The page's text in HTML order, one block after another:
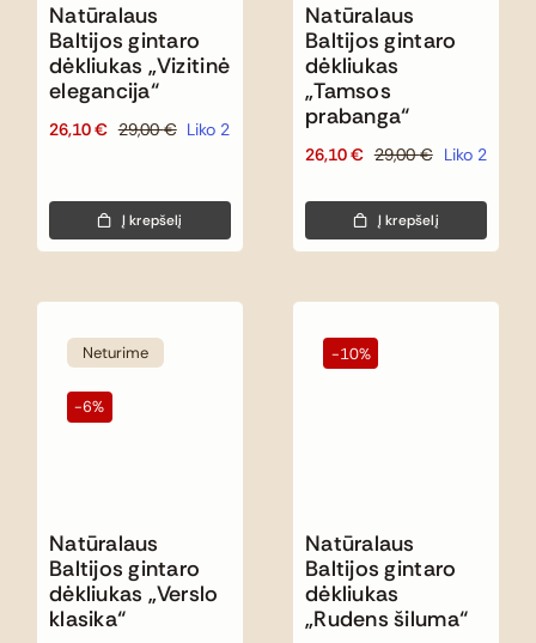
Natūralaus
Baltijos gintaro
dėkliukas „Vizitinė
elegancija“
29,00€
Original
29,00 €.
26,10€
Current
26,10 €.
Liko 2
Į krepšelį
Natūralaus
Baltijos gintaro
dėkliukas
„Tamsos
prabanga“
29,00€
Original
was:
29,00 €.
26,10€
Current
is:
26,10 €.
Liko 2
Į krepšelį
Neturime
-6%
Natūralaus
Baltijos gintaro
dėkliukas „Verslo
klasika“
-10%
Natūralaus
Baltijos gintaro
dėkliukas
„Rudens šiluma“